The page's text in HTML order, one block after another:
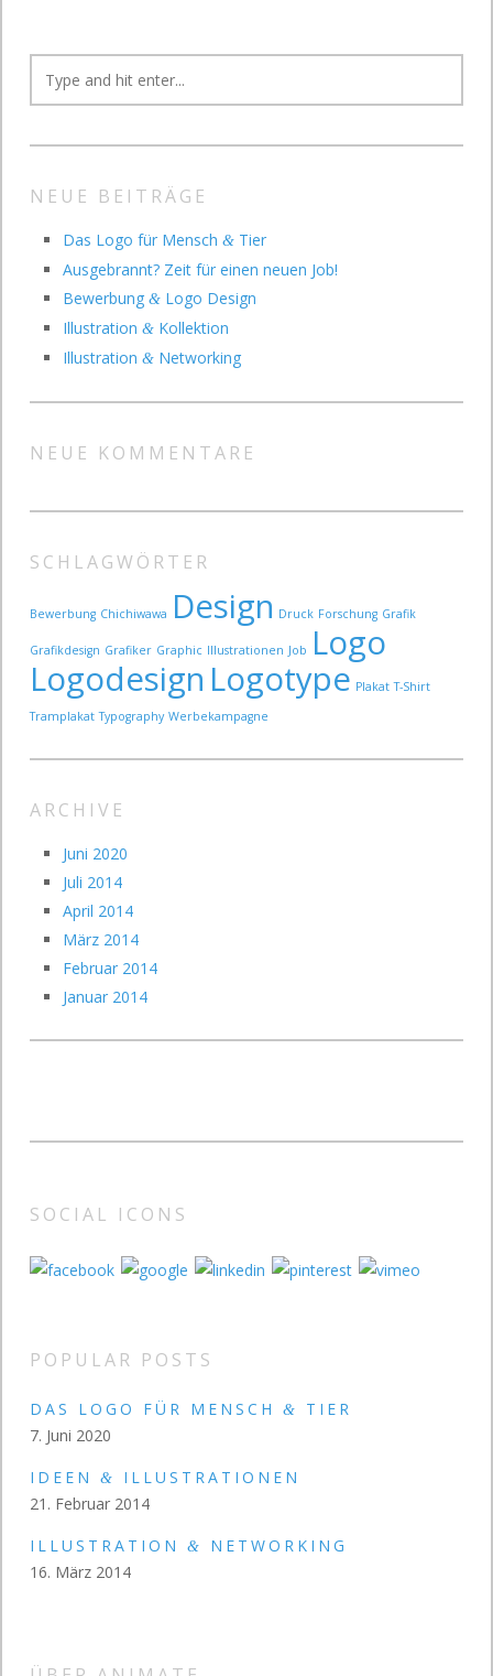
NEUE BEITRÄGE
Das Logo für Mensch & Tier
Ausgebrannt? Zeit für einen neuen Job!
Bewerbung & Logo Design
Illustration & Kollektion
Illustration & Networking
NEUE KOMMENTARE
SCHLAGWÖRTER
Bewerbung Chichiwawa Design Druck Forschung Grafik
Grafikdesign Grafiker Graphic Illustrationen Job Logo
Logodesign Logotype Plakat T-Shirt
Tramplakat Typography Werbekampagne
ARCHIVE
Juni 2020
Juli 2014
April 2014
März 2014
Februar 2014
Januar 2014
SOCIAL ICONS
POPULAR POSTS
DAS LOGO FÜR MENSCH &
TIER
7. Juni 2020
IDEEN
&
ILLUSTRATIONEN
21. Februar 2014
ILLUSTRATION
&
NETWORKING
16. März 2014